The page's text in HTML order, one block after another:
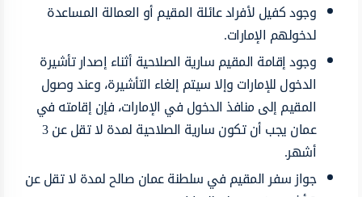
وجود كفيل لأفراد عائلة المقيم أو العمالة المساعدة
لدخولهم الإمارات.
وجود إقامة المقيم سارية الصلاحية أثناء إصدار تأشيرة
الدخول للإمارات وإلا سيتم إلغاء التأشيرة، وعند وصول
المقيم إلى منافذ الدخول في الإمارات، فإن إقامته في
عمان يجب أن تكون سارية الصلاحية لمدة لا تقل عن 3
أشهر.
جواز سفر المقيم في سلطنة عمان صالح لمدة لا تقل عن